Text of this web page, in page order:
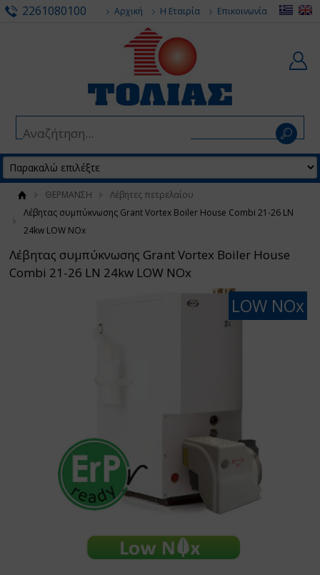
2261080100 Αρχική Η Εταιρία Επικοινωνία
ΘΕΡΜΑΝΣΗ
Λέβητες πετρελαίου
Λέβητας συμπύκνωσης Grant Vortex Boiler House Combi 21-26 LN
24kw LOW NOx
Λέβητας συμπύκνωσης Grant Vortex Boiler House
Combi 21-26 LN 24kw LOW NOx
LOW NOx